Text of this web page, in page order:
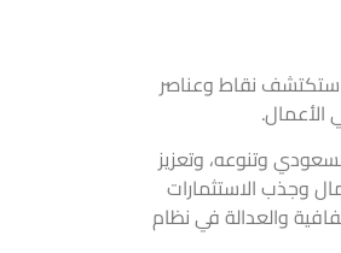
ستكتشف نقاط وعناصر
الأعمال.
رؤية 2030 التي تهدف إلى تحويل الاقتصاد السعودي وتنوعه، وتعزيز
وجذب الاستثمارات
والعدالة في نظام